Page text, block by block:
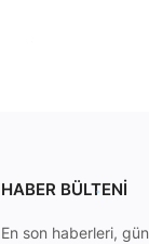
HABER BÜLTENI
En son haberleri,